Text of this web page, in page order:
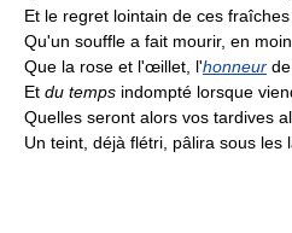
Et le regret lointain de ces
Qu'un souffle a fait mourir, en
Que la rose et l'œillet, l'honneur
Et du temps indompté lorsque
Quelles seront alors vos tardives
Un teint, déjà flétri, pâlira sous les